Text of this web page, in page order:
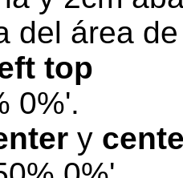
del área
top
0%'.
y